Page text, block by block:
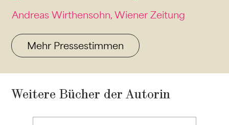
Andreas Wirthensohn, Wiener Zeitung
Mehr Pressestimmen
Weitere Bücher der Autorin